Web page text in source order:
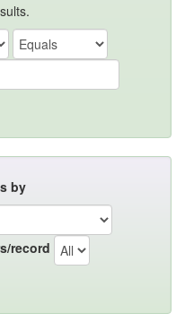
by
record